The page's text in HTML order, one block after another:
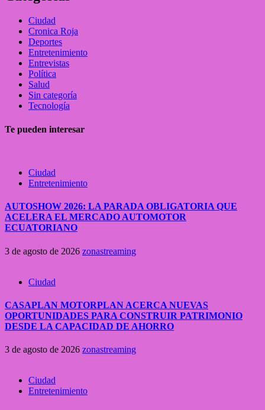
Ciudad
Cronica Roja
Deportes
Entretenimiento
Entrevistas
Política
Salud
Sin categoría
Tecnología
Te pueden interesar
Ciudad
Entretenimiento
AUTOSHOW 2026: LA PARADA OBLIGATORIA QUE
ACELERA EL MERCADO AUTOMOTOR
ECUATORIANO
3 de agosto de 2026 zonastreaming
Ciudad
CASAPLAN MOTORPLAN ACERCA NUEVAS
OPORTUNIDADES PARA CONSTRUIR PATRIMONIO
DESDE LA CAPACIDAD DE AHORRO
3 de agosto de 2026 zonastreaming
Ciudad
Entretenimiento